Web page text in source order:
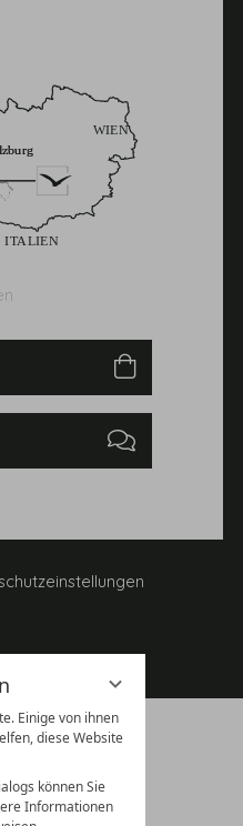
Einige von ihnen
diese Website
können Sie
Informationen
Buchen
Anfragen